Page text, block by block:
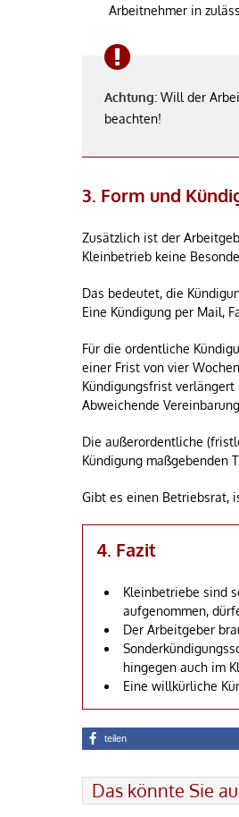
Arbeitnehmer in
Achtung: Will der
beachten!
3. Form und
Zusätzlich ist der
Kleinbetrieb keine
Das bedeutet, die
Eine Kündigung per Mail,
Für die ordentliche
einer Frist von vier
Kündigungsfrist
Abweichende
Die außerordentliche
Kündigung maßgebenden
Gibt es einen Betriebsrat,
4. Fazit
Kleinbetriebe sind
aufgenommen,
Der Arbeitgeber
hingegen auch im
Eine willkürliche
teilen
Das könnte Sie